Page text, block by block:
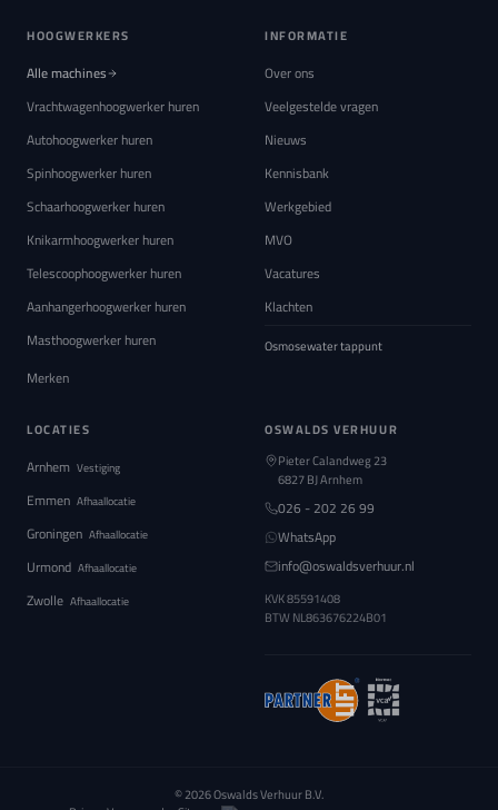
HOOGWERKERS
Alle machines
Vrachtwagenhoogwerker huren
Autohoogwerker huren
Spinhoogwerker huren
Schaarhoogwerker huren
Knikarmhoogwerker huren
Telescoophoogwerker huren
Aanhangerhoogwerker huren
Masthoogwerker huren
Merken
INFORMATIE
Over ons
Veelgestelde vragen
Nieuws
Kennisbank
Werkgebied
MVO
Vacatures
Klachten
Osmosewater tappunt
LOCATIES
Arnhem Vestiging
Emmen Afhaallocatie
Groningen Afhaallocatie
Urmond Afhaallocatie
Zwolle Afhaallocatie
OSWALDS VERHUUR
Pieter Calandweg 23
6827 BJ Arnhem
026 - 202 26 99
WhatsApp
info@oswaldsverhuur.nl
KVK 85591408
BTW NL863676224B01
© 2026 Oswalds Verhuur B.V.